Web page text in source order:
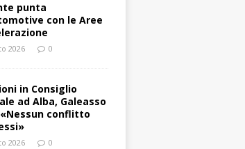
punta
con le Aree
2026 0
in Consiglio
ad Alba, Galeasso
conflitto
2026 0